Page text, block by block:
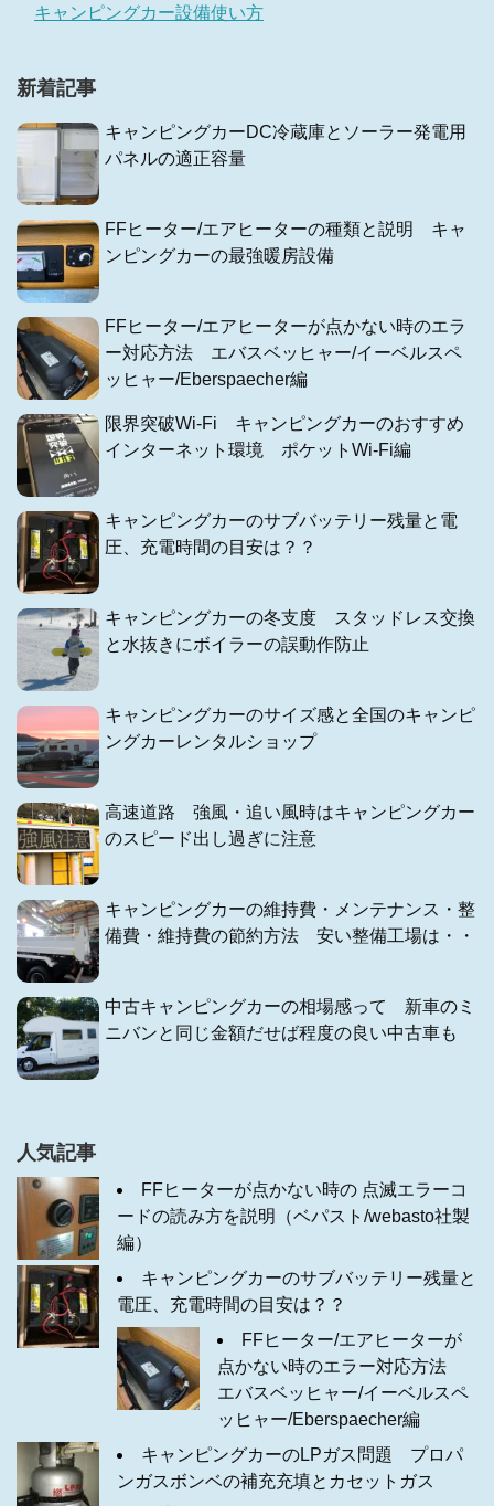
キャンピングカー設備使い方
新着記事
キャンピングカーDC冷蔵庫とソーラー発電用
パネルの適正容量
FFヒーター/エアヒーターの種類と説明 キャ
ンピングカーの最強暖房設備
FFヒーター/エアヒーターが点かない時のエラ
ー対応方法 エバスベッヒャー/イーベルスペ
ッヒャー/Eberspaecher編
限界突破Wi-Fi キャンピングカーのおすすめ
インターネット環境 ポケットWi-Fi編
キャンピングカーのサブバッテリー残量と電
圧、充電時間の目安は？？
キャンピングカーの冬支度 スタッドレス交換
と水抜きにボイラーの誤動作防止
キャンピングカーのサイズ感と全国のキャンピ
ングカーレンタルショップ
高速道路 強風・追い風時はキャンピングカー
のスピード出し過ぎに注意
キャンピングカーの維持費・メンテナンス・整
備費・維持費の節約方法 安い整備工場は・・
中古キャンピングカーの相場感って 新車のミ
ニバンと同じ金額だせば程度の良い中古車も
人気記事
FFヒーターが点かない時の 点滅エラーコ
ードの読み方を説明（ベパスト/webasto社製
編）
キャンピングカーのサブバッテリー残量と
電圧、充電時間の目安は？？
FFヒーター/エアヒーターが
点かない時のエラー対応方法
エバスベッヒャー/イーベルスペ
ッヒャー/Eberspaecher編
キャンピングカーのLPガス問題 プロパ
ンガスボンベの補充充填とカセットガス